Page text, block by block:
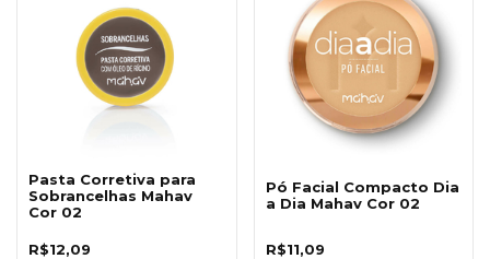
Pasta Corretiva para
Sobrancelhas Mahav
Cor 02
R$12,09
Pó Facial Compacto Dia
a Dia Mahav Cor 02
R$11,09